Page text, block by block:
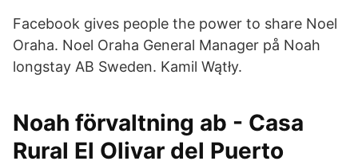
Facebook gives people the power to share Noel
Oraha. Noel Oraha General Manager på Noah
longstay AB Sweden. Kamil Wątły.
Noah förvaltning ab - Casa
Rural El Olivar del Puerto